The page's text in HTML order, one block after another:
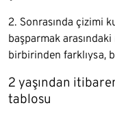
2. Sonrasında çizimi
başparmak
birbirinden farklıysa,
2 yaşından
tablosu